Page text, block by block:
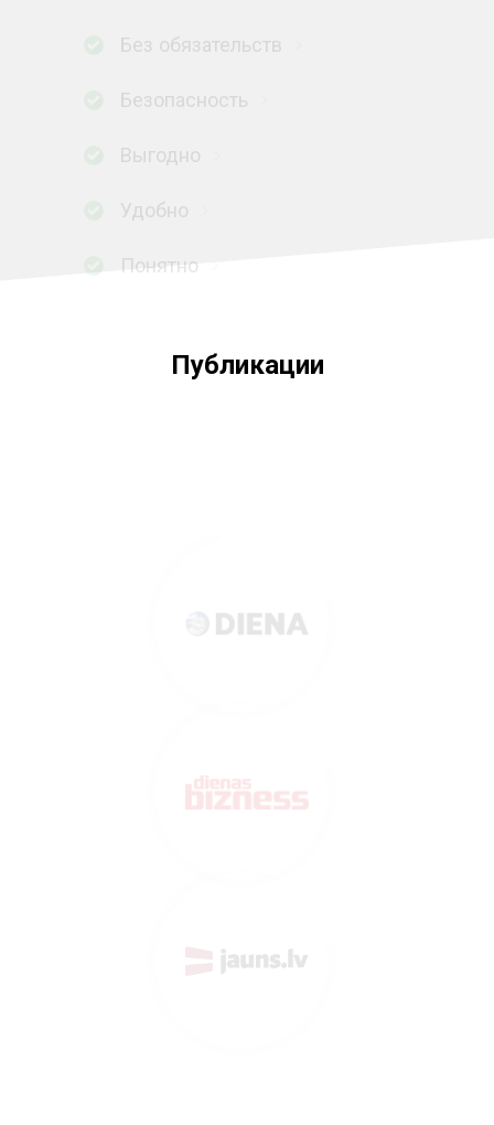
Без обязательств
Безопасность
Выгодно
Удобно
Понятно
Публикации